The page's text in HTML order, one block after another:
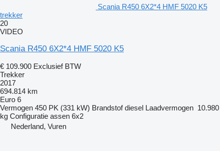
Scania R450 6X2*4 HMF 5020 K5
trekker
20
VIDEO
Scania R450 6X2*4 HMF 5020 K5
€ 109.900 Exclusief BTW
Trekker
2017
694.814 km
Euro 6
Vermogen 450 PK (331 kW) Brandstof diesel Laadvermogen 10.980
kg Configuratie assen 6x2
Nederland, Vuren